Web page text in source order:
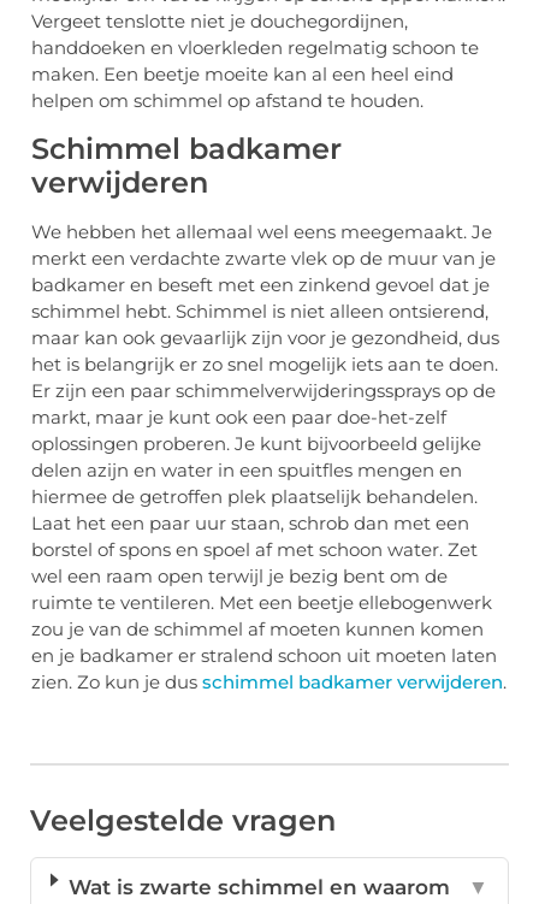
Vergeet tenslotte niet je douchegordijnen,
handdoeken en vloerkleden regelmatig schoon te
maken. Een beetje moeite kan al een heel eind
helpen om schimmel op afstand te houden.
Schimmel badkamer
verwijderen
We hebben het allemaal wel eens meegemaakt. Je
merkt een verdachte zwarte vlek op de muur van je
badkamer en beseft met een zinkend gevoel dat je
schimmel hebt. Schimmel is niet alleen ontsierend,
maar kan ook gevaarlijk zijn voor je gezondheid, dus
het is belangrijk er zo snel mogelijk iets aan te doen.
Er zijn een paar schimmelverwijderingssprays op de
markt, maar je kunt ook een paar doe-het-zelf
oplossingen proberen. Je kunt bijvoorbeeld gelijke
delen azijn en water in een spuitfles mengen en
hiermee de getroffen plek plaatselijk behandelen.
Laat het een paar uur staan, schrob dan met een
borstel of spons en spoel af met schoon water. Zet
wel een raam open terwijl je bezig bent om de
ruimte te ventileren. Met een beetje ellebogenwerk
zou je van de schimmel af moeten kunnen komen
en je badkamer er stralend schoon uit moeten laten
zien. Zo kun je dus schimmel badkamer verwijderen.
Veelgestelde vragen
Wat is zwarte schimmel en waarom
▼